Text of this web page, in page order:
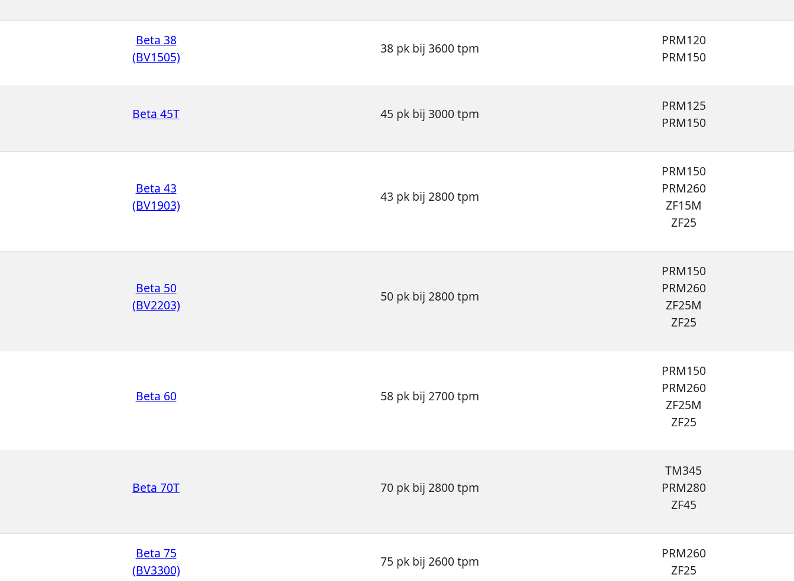
Beta 38
(BV1505)
38 pk bij 3600 tpm
PRM120
PRM150
Beta 45T 45 pk bij 3000 tpm
PRM125
PRM150
Beta 43
(BV1903)
43 pk bij 2800 tpm
PRM150
PRM260
ZF15M
ZF25
Beta 50
(BV2203)
50 pk bij 2800 tpm
PRM150
PRM260
ZF25M
ZF25
Beta 60 58 pk bij 2700 tpm
PRM150
PRM260
ZF25M
ZF25
Beta 70T 70 pk bij 2800 tpm
TM345
PRM280
ZF45
Beta 75
(BV3300)
75 pk bij 2600 tpm
PRM260
ZF25